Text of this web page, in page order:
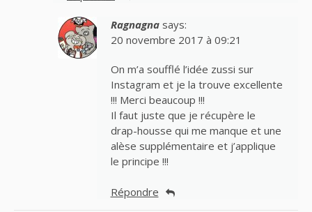
Ragnagna says:
20 novembre 2017 à 09:21
On m’a soufflé l’idée zussi sur
Instagram et je la trouve excellente
!!! Merci beaucoup !!!
Il faut juste que je récupère le
drap-housse qui me manque et une
alèse supplémentaire et j’applique
le principe !!!
Répondre